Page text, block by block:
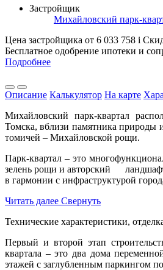
Застройщик
Михайловский парк-
Цена застройщика от 6 033 758 i
Бесплатное одобрение ипотеки и
Подробнее
Описание Калькулятор На карте
Михайловский парк-квартал
Томска, вблизи памятника природы
томичей – Михайловской рощи.
Парк-квартал – это
зелень рощи и авторский
в гармонии с инфраструктурой
Читать далее Свернуть
Технические характеристики,
Первый и второй этап
квартала – это два дома
этажей с заглубленным паркингом